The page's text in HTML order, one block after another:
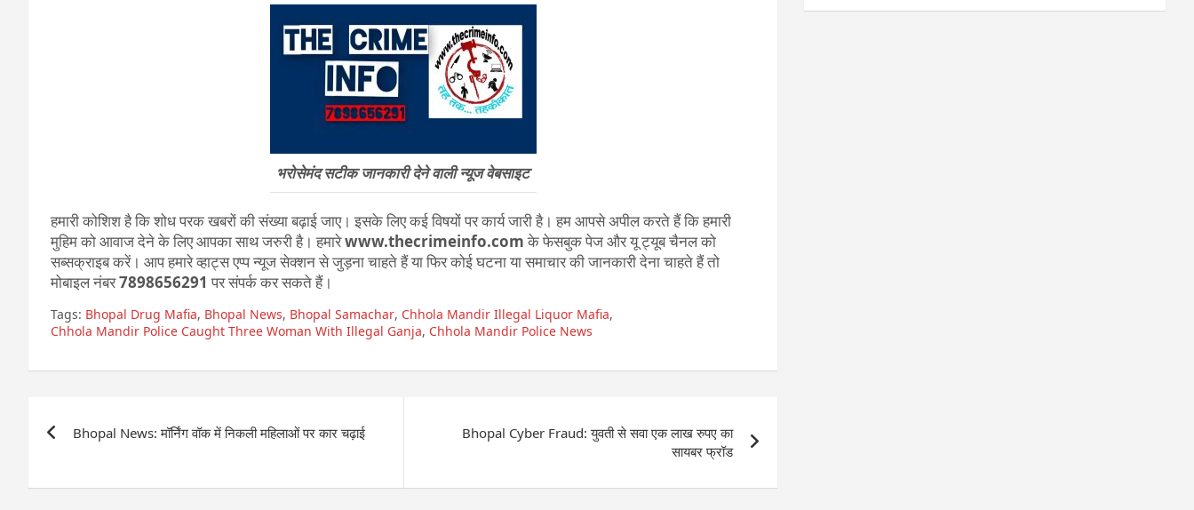
भरोसेमंद सटीक जानकारी देने वाली न्यूज वेबसाइट
हमारी कोशिश है कि शोध परक खबरों की संख्या बढ़ाई जाए। इसके लिए कई विषयों पर कार्य जारी है। हम आपसे अपील करते हैं कि हमारी
मुहिम को आवाज देने के लिए आपका साथ जरुरी है। हमारेwww.thecrimeinfo.comके फेसबुक पेज और यू ट्यूब चैनल को
सब्सक्राइब करें। आप हमारे व्हाट्स एप्प न्यूज सेक्शन से जुड़ना चाहते हैं या फिर कोई घटना या समाचार की जानकारी देना चाहते हैं तो
मोबाइल नंबर7898656291 पर संपर्क कर सकते हैं।
Tags: Bhopal Drug Mafia, Bhopal News, Bhopal Samachar, Chhola Mandir Illegal Liquor Mafia,
Chhola Mandir Police Caught Three Woman With Illegal Ganja, Chhola Mandir Police News
navigation
Bhopal News: मॉर्निंग वॉक में निकली महिलाओं पर कार चढ़ाई
Bhopal Cyber Fraud: युवती से सवा एक लाख रुपए का
सायबर फ्रॉड